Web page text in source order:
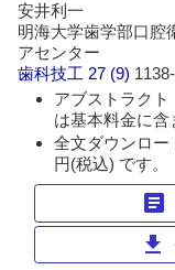
安井利一
明海大学歯学部口腔
アセンター
歯科技工 27 (9)
アブストラクト
は基本料金に含
全文ダウンロー
円(税込) です。
article
download